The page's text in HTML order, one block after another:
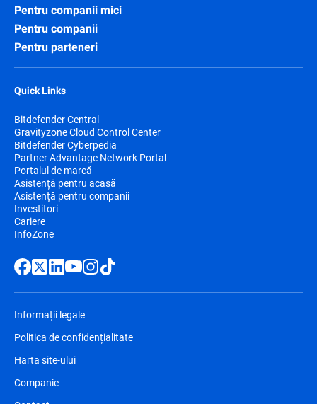
Pentru companii mici
Pentru companii
Pentru parteneri
Quick Links
Bitdefender Central
Gravityzone Cloud Control Center
Bitdefender Cyberpedia
Partner Advantage Network Portal
Portalul de marcă
Asistență pentru acasă
Asistență pentru companii
Investitori
Cariere
InfoZone
Informații legale
Politica de confidențialitate
Harta site-ului
Companie